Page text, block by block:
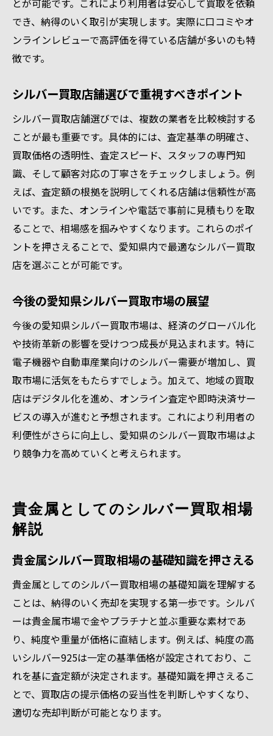
貴金属としてのシルバー925価値を見極める
シルバーアクセサリー買取相場を比較検討
売却タイミングを見極める愛知県のポイント
グ
愛知県でシルバー買取価格を見極めるコツ
相場変動と貴金属売却タイミングの関係性
シルバー925買取相場を活用した売却戦略
愛知県の貴金属買取サービス活用法
シルバー買取で損しないためのポイント
貴金属の市場状況から見るシルバーの将来性
貴金属市場の動向からシルバー買取を考察
シルバー買取と将来の価値予測を解説
愛知県のシルバー市場が抱える期待と課題
シルバー買取相場の将来性を見極める視点
貴金属シルバー買取で注目すべき変化
賢く選ぶシルバー買取のコツと愛知県の現状
貴金属シルバー買取で失敗しない選び方
愛知県のシルバー買取現状と活用法を解説
シルバー買取値段を比較して賢く売却する
貴金属買取店の口コミや評判を活かす方法
とが可能です。これにより利用者は安心して買取を依頼
でき、納得のいく取引が実現します。実際に口コミやオ
ンラインレビューで高評価を得ている店舗が多いのも特
徴です。
シルバー買取店舗選びで重視すべきポイント
シルバー買取店舗選びでは、複数の業者を比較検討する
ことが最も重要です。具体的には、査定基準の明確さ、
買取価格の透明性、査定スピード、スタッフの専門知
識、そして顧客対応の丁寧さをチェックしましょう。例
えば、査定額の根拠を説明してくれる店舗は信頼性が高
いです。また、オンラインや電話で事前に見積もりを取
ることで、相場感を掴みやすくなります。これらのポイ
ントを押さえることで、愛知県内で最適なシルバー買取
店を選ぶことが可能です。
今後の愛知県シルバー買取市場の展望
今後の愛知県シルバー買取市場は、経済のグローバル化
や技術革新の影響を受けつつ成長が見込まれます。特に
電子機器や自動車産業向けのシルバー需要が増加し、買
取市場に活気をもたらすでしょう。加えて、地域の買取
店はデジタル化を進め、オンライン査定や即時決済サー
ビスの導入が進むと予想されます。これにより利用者の
利便性がさらに向上し、愛知県のシルバー買取市場はよ
り競争力を高めていくと考えられます。
貴金属としてのシルバー買取相場
解説
貴金属シルバー買取相場の基礎知識を押さえる
貴金属としてのシルバー買取相場の基礎知識を理解する
ことは、納得のいく売却を実現する第一歩です。シルバ
ーは貴金属市場で金やプラチナと並ぶ重要な素材であ
り、純度や重量が価格に直結します。例えば、純度の高
いシルバー925は一定の基準価格が設定されており、こ
れを基に査定額が決定されます。基礎知識を押さえるこ
とで、買取店の提示価格の妥当性を判断しやすくなり、
適切な売却判断が可能となります。